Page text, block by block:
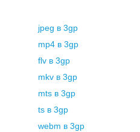
jpeg в 3gp
mp4 в 3gp
flv в 3gp
mkv в 3gp
mts в 3gp
ts в 3gp
webm в 3gp